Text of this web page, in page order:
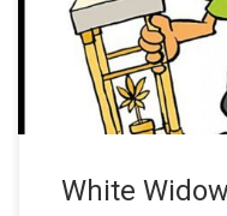
White